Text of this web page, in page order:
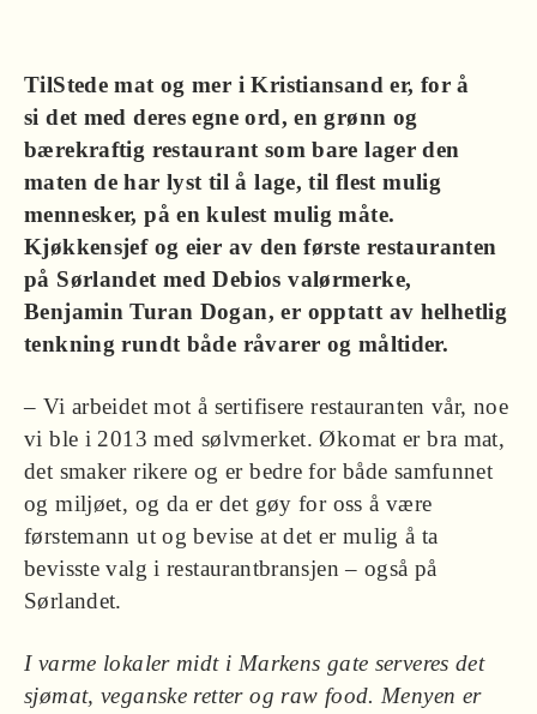
TilStede mat og mer i Kristiansand er, for å
si det med deres egne ord, en grønn og
bærekraftig restaurant som bare lager den
maten de har lyst til å lage, til flest mulig
mennesker, på en kulest mulig måte.
Kjøkkensjef og eier av den første restauranten
på Sørlandet med Debios valørmerke,
Benjamin Turan Dogan, er opptatt av helhetlig
tenkning rundt både råvarer og måltider.
– Vi arbeidet mot å sertifisere restauranten vår, noe
vi ble i 2013 med sølvmerket. Økomat er bra mat,
det smaker rikere og er bedre for både samfunnet
og miljøet, og da er det gøy for oss å være
førstemann ut og bevise at det er mulig å ta
bevisste valg i restaurantbransjen – også på
Sørlandet.
I varme lokaler midt i Markens gate serveres det
sjømat, veganske retter og raw food. Menyen er